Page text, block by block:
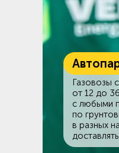
Газовозы
от 12 до
c любыми
по
в разных